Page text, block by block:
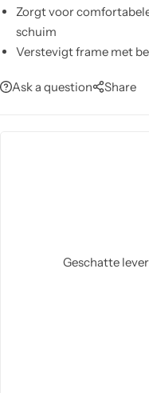
Zorgt voor
schuim
Verstevigt frame met
Biedt verstelbaar
Ask a question Share
Geschatte